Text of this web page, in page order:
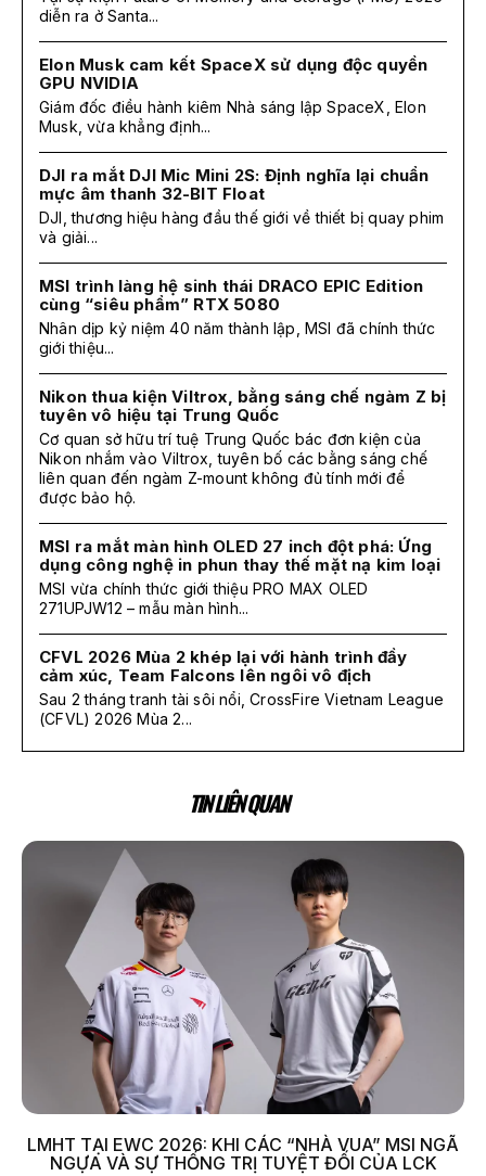
diễn ra ở Santa...
Elon Musk cam kết SpaceX sử dụng độc quyền
GPU NVIDIA
Giám đốc điều hành kiêm Nhà sáng lập SpaceX, Elon
Musk, vừa khẳng định...
DJI ra mắt DJI Mic Mini 2S: Định nghĩa lại chuẩn
mực âm thanh 32-BIT Float
DJI, thương hiệu hàng đầu thế giới về thiết bị quay phim
và giải...
MSI trình làng hệ sinh thái DRACO EPIC Edition
cùng “siêu phẩm” RTX 5080
Nhân dịp kỷ niệm 40 năm thành lập, MSI đã chính thức
giới thiệu...
Nikon thua kiện Viltrox, bằng sáng chế ngàm Z bị
tuyên vô hiệu tại Trung Quốc
Cơ quan sở hữu trí tuệ Trung Quốc bác đơn kiện của
Nikon nhắm vào Viltrox, tuyên bố các bằng sáng chế
liên quan đến ngàm Z-mount không đủ tính mới để
được bảo hộ.
MSI ra mắt màn hình OLED 27 inch đột phá: Ứng
dụng công nghệ in phun thay thế mặt nạ kim loại
MSI vừa chính thức giới thiệu PRO MAX OLED
271UPJW12 – mẫu màn hình...
CFVL 2026 Mùa 2 khép lại với hành trình đầy
cảm xúc, Team Falcons lên ngôi vô địch
Sau 2 tháng tranh tài sôi nổi, CrossFire Vietnam League
(CFVL) 2026 Mùa 2...
TIN LIÊN QUAN
LMHT TẠI EWC 2026: KHI CÁC “NHÀ VUA” MSI NGÃ
NGỰA VÀ SỰ THỐNG TRỊ TUYỆT ĐỐI CỦA LCK